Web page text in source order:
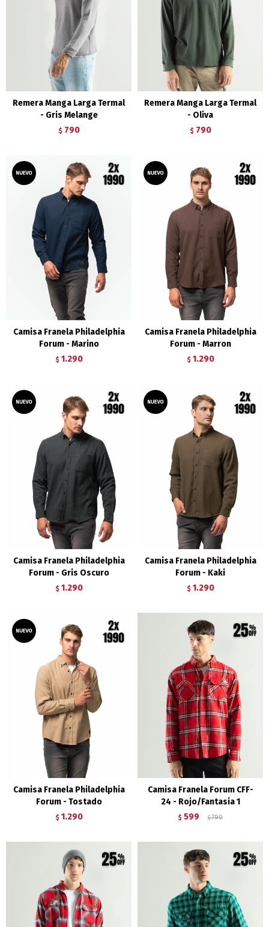
Remera Manga Larga Termal
- Gris Melange
$ 790
Remera Manga Larga Termal
- Oliva
$ 790
Camisa Franela Philadelphia
Forum - Marino
$ 1.290
Camisa Franela Philadelphia
Forum - Marron
$ 1.290
Camisa Franela Philadelphia
Forum - Gris Oscuro
$ 1.290
Camisa Franela Philadelphia
Forum - Kaki
$ 1.290
Camisa Franela Philadelphia
Forum - Tostado
$ 1.290
Camisa Franela Forum CFF-
24 - Rojo/Fantasia 1
$ 599 $ 790